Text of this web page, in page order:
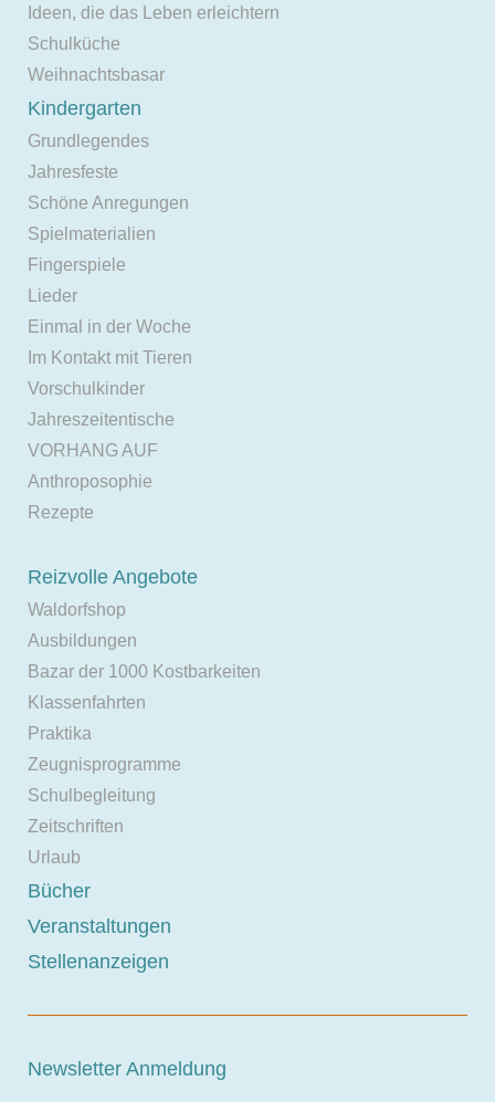
Ideen, die das Leben erleichtern
Schulküche
Weihnachtsbasar
Kindergarten
Grundlegendes
Jahresfeste
Schöne Anregungen
Spielmaterialien
Fingerspiele
Lieder
Einmal in der Woche
Im Kontakt mit Tieren
Vorschulkinder
Jahreszeitentische
VORHANG AUF
Anthroposophie
Rezepte
Reizvolle Angebote
Waldorfshop
Ausbildungen
Bazar der 1000 Kostbarkeiten
Klassenfahrten
Praktika
Zeugnisprogramme
Schulbegleitung
Zeitschriften
Urlaub
Bücher
Veranstaltungen
Stellenanzeigen
Newsletter Anmeldung